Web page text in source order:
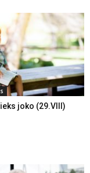
joko (29.VIII)